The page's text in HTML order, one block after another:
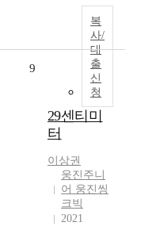
복
사/
대
출
신
청
9
29센티미
터
이상권
웅진주니
어 웅진씽
크빅
2021